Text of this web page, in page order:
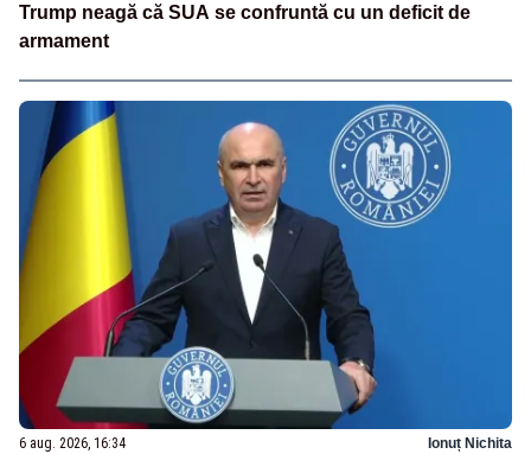
Trump neagă că SUA se confruntă cu un deficit de
armament
6 aug. 2026, 16:34 Ionuț Nichita